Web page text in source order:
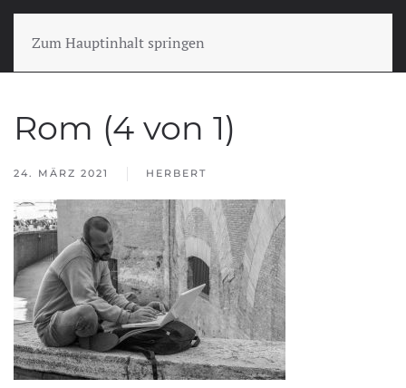
Zum Hauptinhalt springen
Rom (4 von 1)
24. MÄRZ 2021 HERBERT